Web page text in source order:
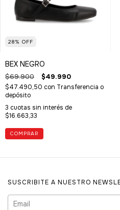
28% OFF
BEX NEGRO
$69.900 $49.990
$47.490,50 con Transferencia o
depósito
3 cuotas sin interés de
$16.663,33
COMPRAR
SUSCRIBITE A NUESTRO